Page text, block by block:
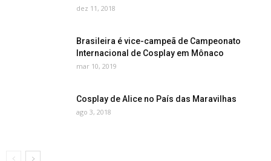
dez 11, 2018
Brasileira é vice-campeã de Campeonato
Internacional de Cosplay em Mônaco
mar 10, 2019
Cosplay de Alice no País das Maravilhas
ago 3, 2018